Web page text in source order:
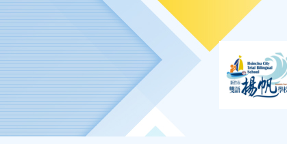
移至網頁之主要內容區位置